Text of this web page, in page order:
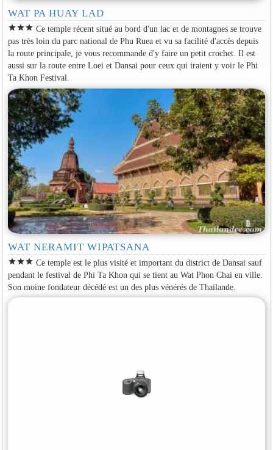
WAT PA HUAY LAD
starstarstar Ce temple récent situé au bord d'un lac et de montagnes se trouve
pas très loin du parc national de Phu Ruea et vu sa facilité d'accès depuis
la route principale, je vous recommande d'y faire un petit crochet. Il est
aussi sur la route entre Loei et Dansai pour ceux qui iraient y voir le Phi
Ta Khon Festival.
WAT NERAMIT WIPATSANA
starstarstar Ce temple est le plus visité et important du district de Dansai sauf
pendant le festival de Phi Ta Khon qui se tient au Wat Phon Chai en ville.
Son moine fondateur décédé est un des plus vénérés de Thailande.